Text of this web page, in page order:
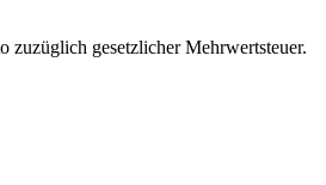
zuzüglich gesetzlicher Mehrwertsteuer.